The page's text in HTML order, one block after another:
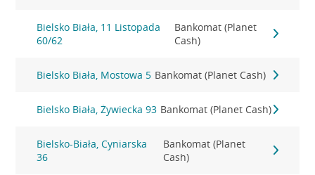
Bielsko Biała, 11 Listopada
60/62
Bankomat (Planet
Cash)
Bielsko Biała, Mostowa 5 Bankomat (Planet Cash)
Bielsko Biała, Żywiecka 93 Bankomat (Planet Cash)
Bielsko-Biała, Cyniarska
36
Bankomat (Planet
Cash)